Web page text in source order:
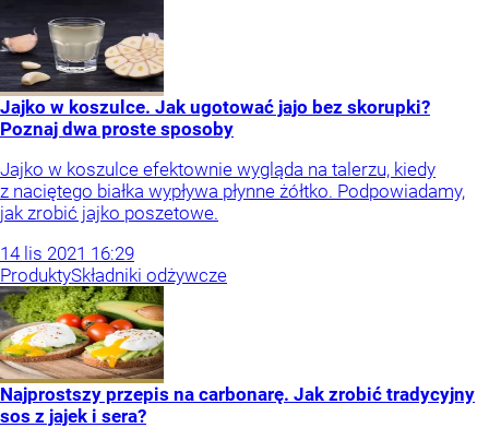
Jajko w koszulce. Jak ugotować jajo bez skorupki?
Poznaj dwa proste sposoby
Jajko w koszulce efektownie wygląda na talerzu, kiedy
z naciętego białka wypływa płynne żółtko. Podpowiadamy,
jak zrobić jajko poszetowe.
14 lis 2021 16:29
ProduktySkładniki odżywcze
Najprostszy przepis na carbonarę. Jak zrobić tradycyjny
sos z jajek i sera?